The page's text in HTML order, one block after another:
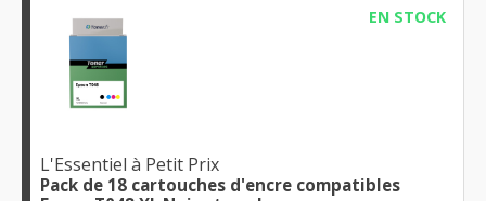
EN STOCK
L'Essentiel à Petit Prix
Pack de 18 cartouches d'encre compatibles